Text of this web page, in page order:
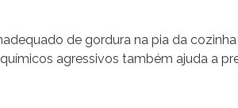
de gordura na pia da
agressivos também ajuda a